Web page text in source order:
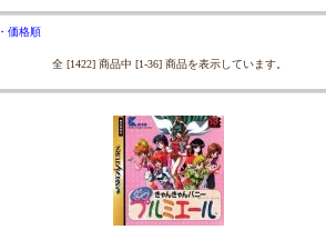
・価格順
全 [1422] 商品中 [1-36] 商品を表示しています。